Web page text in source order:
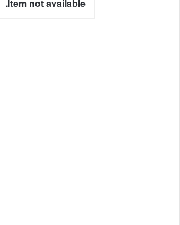
Item not available.